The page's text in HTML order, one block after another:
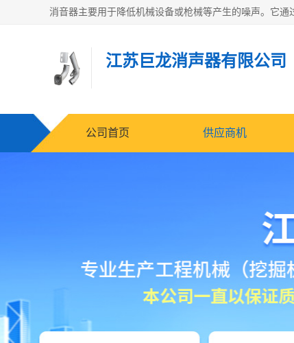
江苏巨龙消声器有限公司
公司首页 供应商机